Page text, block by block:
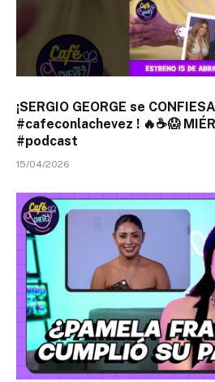
¡SERGIO GEORGE se
#cafeconlachevez ! 🔥☕😱
#podcast
15/04/2026